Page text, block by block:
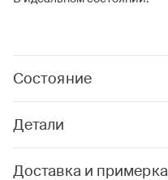
Состояние
Детали
Доставка и примерка